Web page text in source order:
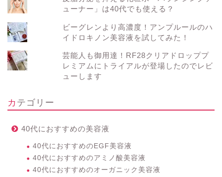
ューナー」は40代でも使える？
ビーグレンより高濃度！アンプルールのハ
イドロキノン美容液を試してみた！
芸能人も御用達！RF28クリアドロッププ
レミアムにトライアルが登場したのでレビ
ューします
カテゴリー
40代におすすめの美容液
40代におすすめのEGF美容液
40代におすすめのアミノ酸美容液
40代におすすめのオーガニック美容液